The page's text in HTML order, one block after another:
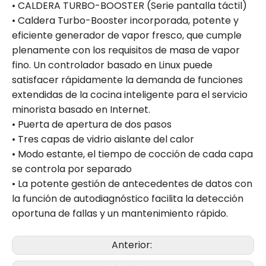
• CALDERA TURBO-BOOSTER (Serie pantalla táctil)
• Caldera Turbo-Booster incorporada, potente y
eficiente generador de vapor fresco, que cumple
plenamente con los requisitos de masa de vapor
fino. Un controlador basado en Linux puede
satisfacer rápidamente la demanda de funciones
extendidas de la cocina inteligente para el servicio
minorista basado en Internet.
• Puerta de apertura de dos pasos
• Tres capas de vidrio aislante del calor
• Modo estante, el tiempo de cocción de cada capa
se controla por separado
• La potente gestión de antecedentes de datos con
la función de autodiagnóstico facilita la detección
oportuna de fallas y un mantenimiento rápido.
Anterior: